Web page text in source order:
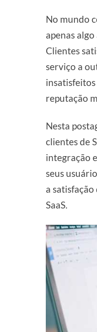
No mundo
apenas
Clientes
serviço a
reputação
Nesta
clientes de
integração
seus
a
SaaS.